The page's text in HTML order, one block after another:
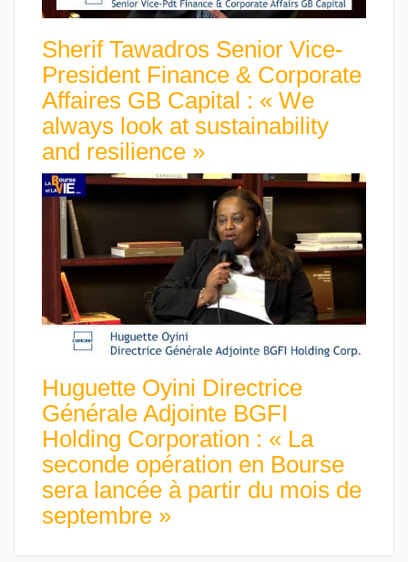
Sherif Tawadros Senior Vice-
President Finance & Corporate
Affaires GB Capital : « We
always look at sustainability
and resilience »
Huguette Oyini Directrice
Générale Adjointe BGFI
Holding Corporation : « La
seconde opération en Bourse
sera lancée à partir du mois de
septembre »